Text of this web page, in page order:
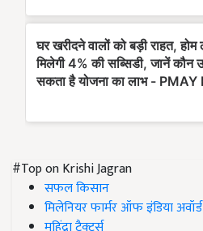
#Top on Krishi Jagran
सफल किसान
मिलेनियर फार्मर ऑफ इंडिया अवॉर्ड